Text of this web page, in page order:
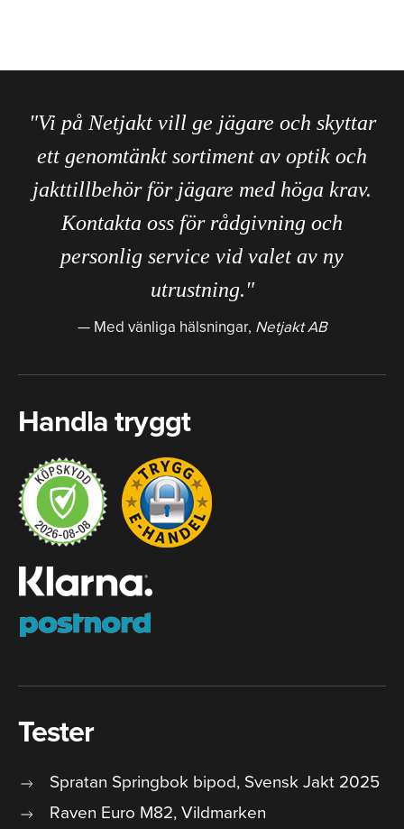
"Vi på Netjakt vill ge jägare och skyttar
ett genomtänkt sortiment av optik och
jakttillbehör för jägare med höga krav.
Kontakta oss för rådgivning och
personlig service vid valet av ny
utrustning."
Med vänliga hälsningar, Netjakt AB
Handla tryggt
Tester
Spratan Springbok bipod, Svensk Jakt 2025
Raven Euro M82, Vildmarken